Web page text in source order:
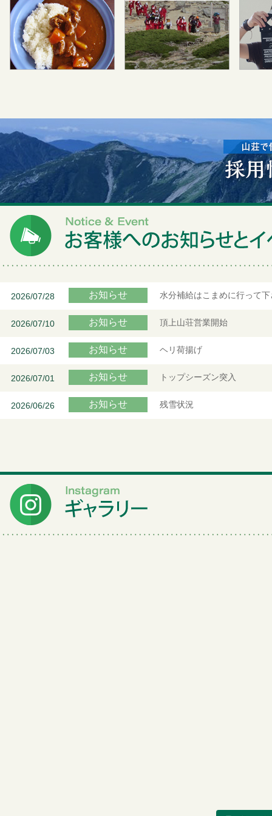
2026/07/28 お知らせ 水分補給はこまめに行って下
2026/07/10 お知らせ 頂上山荘営業開始
2026/07/03 お知らせ ヘリ荷揚げ
2026/07/01 お知らせ トップシーズン突入
2026/06/26 お知らせ 残雪状況